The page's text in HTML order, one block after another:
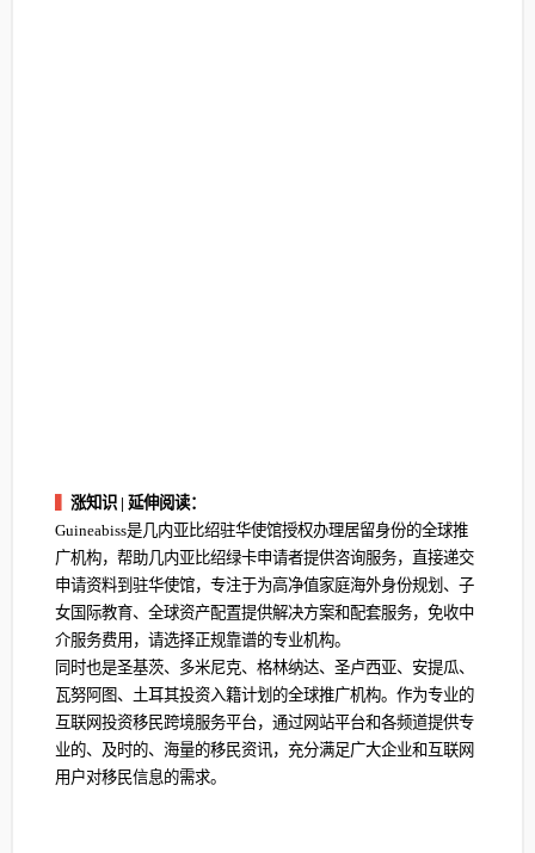
涨知识 | 延伸阅读：
Guineabiss是几内亚比绍驻华使馆授权办理居留身份的全球推
广机构，帮助几内亚比绍绿卡申请者提供咨询服务，直接递交
申请资料到驻华使馆，专注于为高净值家庭海外身份规划、子
女国际教育、全球资产配置提供解决方案和配套服务，免收中
介服务费用，请选择正规靠谱的专业机构。
同时也是圣基茨、多米尼克、格林纳达、圣卢西亚、安提瓜、
瓦努阿图、土耳其投资入籍计划的全球推广机构。作为专业的
互联网投资移民跨境服务平台，通过网站平台和各频道提供专
业的、及时的、海量的移民资讯，充分满足广大企业和互联网
用户对移民信息的需求。